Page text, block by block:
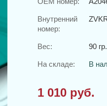
Внутренний
номер:
Вес: 90 гр.
На складе: В
1 010 руб.